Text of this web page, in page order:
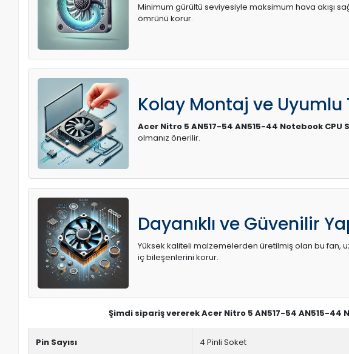
Minimum gürültü seviyesiyle maksimum hava akışı
ömrünü korur.
Kolay Montaj ve Uyumlu
Acer Nitro 5 AN517-54 AN515-44 Notebook CPU
olmanız önerilir.
Dayanıklı ve Güvenilir
Yüksek kaliteli malzemelerden üretilmiş olan bu fan,
iç bileşenlerini korur.
Şimdi sipariş vererek Acer Nitro 5 AN517-54 AN515-44
Pin Sayısı 4 Pinli Soket